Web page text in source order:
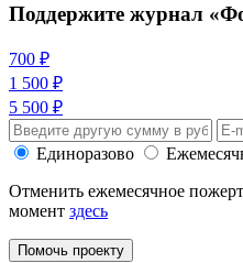
Поддержите журнал
700 ₽
1 500 ₽
5 500 ₽
Единоразово
Отменить ежемесячное
момент здесь
Помочь проекту